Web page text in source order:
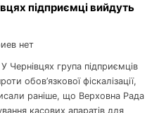
підприємці вийдуть
нет
Чернівцях група підприємців
обов’язкової фіскалізації,
раніше, що Верховна Рада
касових апаратів для